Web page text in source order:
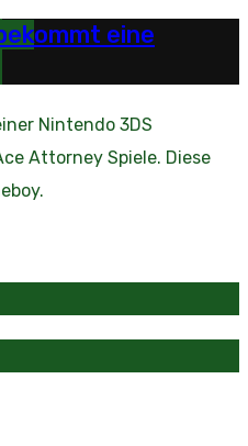
eine
Nintendo 3DS
Attorney Spiele. Diese